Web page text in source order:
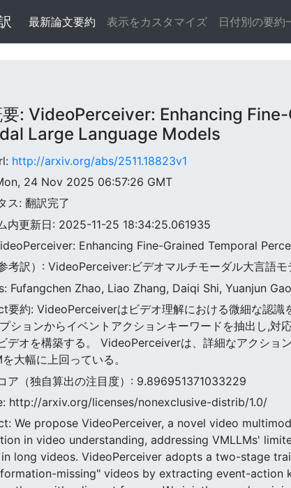
最新論文要約 表示をカスタマイズ 日付別の要約
要: VideoPerceiver: Enhancing
Large Language Models
http://arxiv.org/abs/2511.18823v1
24 Nov 2025 06:57:26 GMT
ス: 翻訳完了
内更新日: 2025-11-25 18:34:25.061935
Enhancing Fine-Grained Temporal
考訳）: VideoPerceiver:ビデオマルチモーダル大言語
Fufangchen Zhao, Liao Zhang, Daiqi Shi, Yuanjun
要約: VideoPerceiverはビデオ理解における微細な認識
ションからイベントアクションキーワードを抽出し,
デオを構築する。 VideoPerceiverは、詳細なアクショ
大幅に上回っている。
ア（独自算出の注目度）: 9.896951371033229
http://arxiv.org/licenses/nonexclusive-distrib/1.0/
We propose VideoPerceiver, a novel video
in video understanding, addressing VMLLMs'
long videos. VideoPerceiver adopts a two-stage
missing" videos by extracting event-